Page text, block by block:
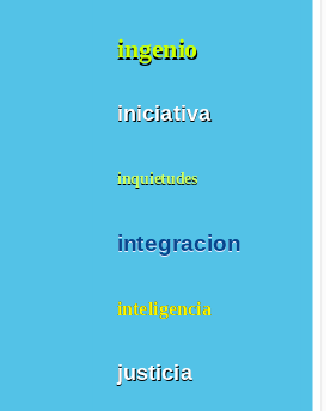
ingenio
iniciativa
inquietudes
integracion
inteligencia
justicia